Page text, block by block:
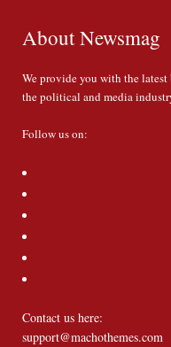
About Newsmag
We provide you with the
the political and media
Follow us on:
Contact us here:
support@machothemes.com